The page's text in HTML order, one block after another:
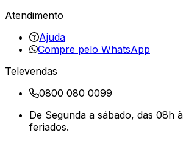
Atendimento
Ajuda
Compre pelo WhatsApp
Televendas
0800 080 0099
De Segunda a sábado, das 08h
feriados.